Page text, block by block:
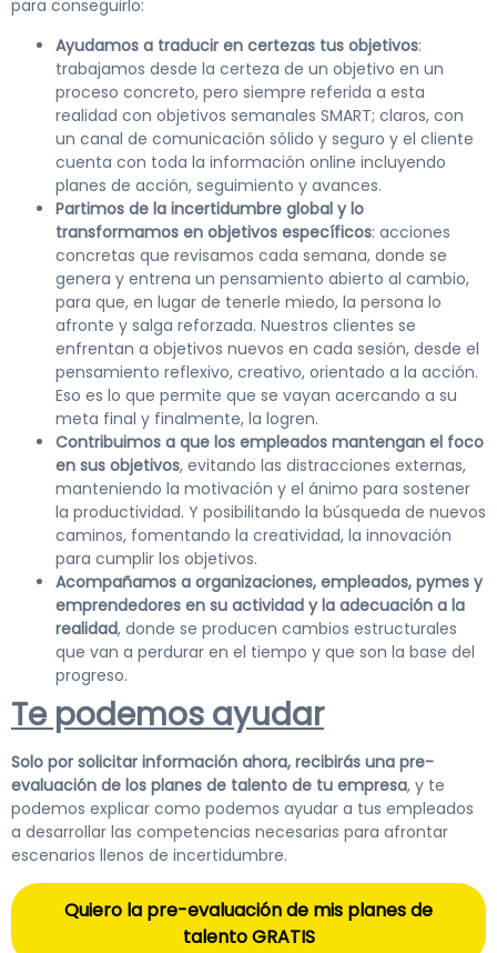
para conseguirlo:
Ayudamos a traducir en certezas tus objetivos:
trabajamos desde la certeza de un objetivo en un
proceso concreto, pero siempre referida a esta
realidad con objetivos semanales SMART; claros, con
un canal de comunicación sólido y seguro y el cliente
cuenta con toda la información online incluyendo
planes de acción, seguimiento y avances.
Partimos de la incertidumbre global y lo
transformamos en objetivos específicos: acciones
concretas que revisamos cada semana, donde se
genera y entrena un pensamiento abierto al cambio,
para que, en lugar de tenerle miedo, la persona lo
afronte y salga reforzada. Nuestros clientes se
enfrentan a objetivos nuevos en cada sesión, desde el
pensamiento reflexivo, creativo, orientado a la acción.
Eso es lo que permite que se vayan acercando a su
meta final y finalmente, la logren.
Contribuimos a que los empleados mantengan el foco
en sus objetivos, evitando las distracciones externas,
manteniendo la motivación y el ánimo para sostener
la productividad. Y posibilitando la búsqueda de nuevos
caminos, fomentando la creatividad, la innovación
para cumplir los objetivos.
Acompañamos a organizaciones, empleados, pymes y
emprendedores en su actividad y la adecuación a la
realidad, donde se producen cambios estructurales
que van a perdurar en el tiempo y que son la base del
progreso.
Te podemos ayudar
Solo por solicitar información ahora, recibirás una pre-
evaluación de los planes de talento de tu empresa, y te
podemos explicar como podemos ayudar a tus empleados
a desarrollar las competencias necesarias para afrontar
escenarios llenos de incertidumbre.
Quiero la pre-evaluación de mis planes de
talento GRATIS